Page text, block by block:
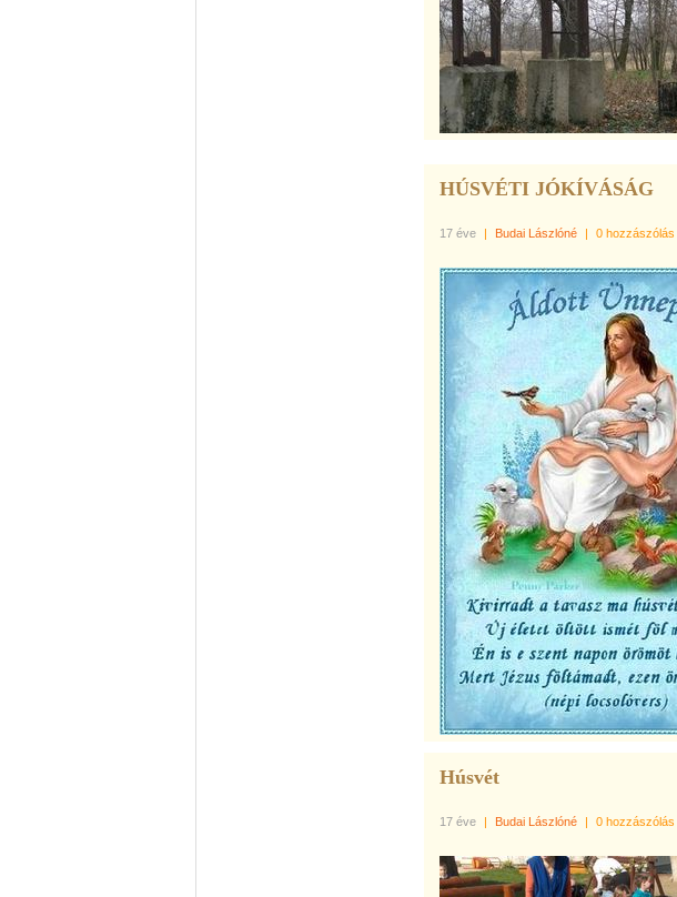
HÚSVÉTI JÓKÍVÁSÁG
17 éve | Budai Lászlóné | 0 hozzászólás
Húsvét
17 éve | Budai Lászlóné | 0 hozzászólás